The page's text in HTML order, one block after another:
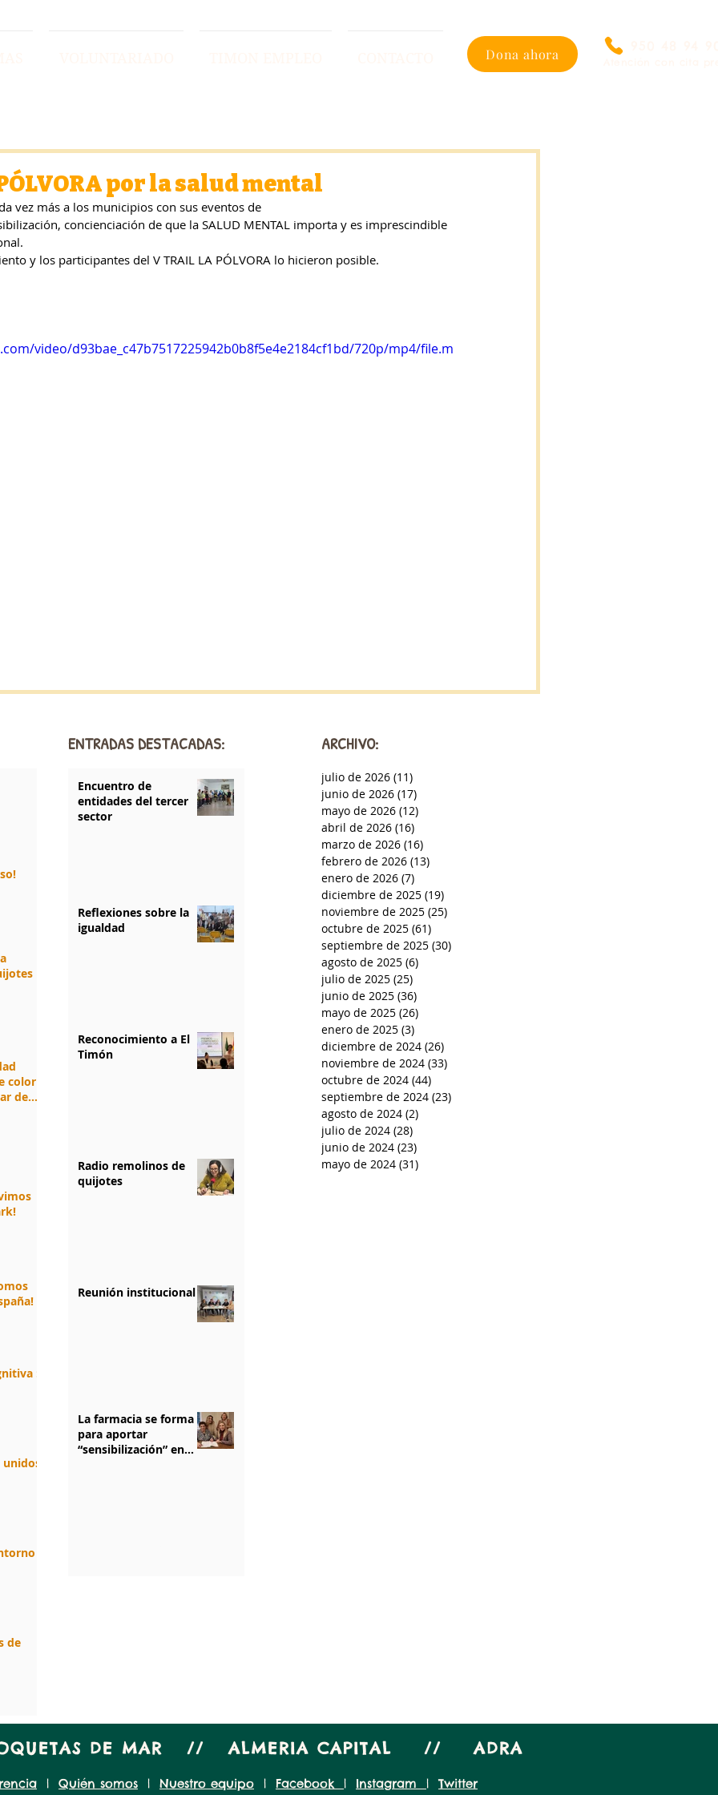
Dona ahora
por la salud mental
vez más a los municipios con sus eventos de
concienciación de que la SALUD MENTAL importa y es imprescindible
y los participantes del V TRAIL LA PÓLVORA lo hicieron posible.
video/d93bae_c47b7517225942b0b8f5e4e2184cf1bd/720p/mp4/file.m
color
de
:
de
ENTRADAS DESTACADAS:
Encuentro de
entidades del tercer
sector
Reflexiones sobre la
igualdad
Reconocimiento a El
Timón
Radio remolinos de
quijotes
Reunión institucional
La farmacia se forma
para aportar
“sensibilización” en
ARCHIVO:
julio de 2026 (11)
junio de 2026 (17)
mayo de 2026 (12)
abril de 2026 (16)
marzo de 2026 (16)
febrero de 2026 (13)
enero de 2026 (7)
diciembre de 2025 (19)
noviembre de 2025 (25)
octubre de 2025 (61)
septiembre de 2025 (30)
agosto de 2025 (6)
julio de 2025 (25)
junio de 2025 (36)
mayo de 2025 (26)
enero de 2025 (3)
diciembre de 2024 (26)
noviembre de 2024 (33)
octubre de 2024 (44)
septiembre de 2024 (23)
agosto de 2024 (2)
julio de 2024 (28)
junio de 2024 (23)
mayo de 2024 (31)
DE MAR // ALMERIA CAPITAL // ADRA
| Quién somos | Nuestro equipo | Facebook | Instagram |Twitter